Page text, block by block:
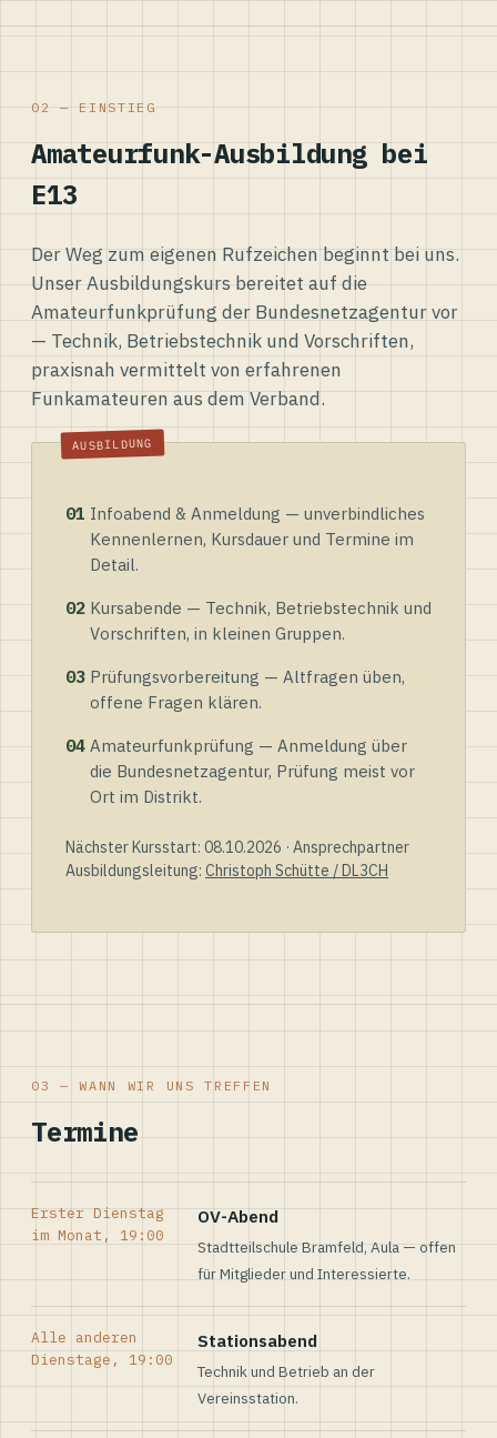
02 — EINSTIEG
Amateurfunk-Ausbildung bei
E13
Der Weg zum eigenen Rufzeichen beginnt bei uns.
Unser Ausbildungskurs bereitet auf die
Amateurfunkprüfung der Bundesnetzagentur vor
— Technik, Betriebstechnik und Vorschriften,
praxisnah vermittelt von erfahrenen
Funkamateuren aus dem Verband.
01 Infoabend & Anmeldung — unverbindliches
Kennenlernen, Kursdauer und Termine im
Detail.
02 Kursabende — Technik, Betriebstechnik und
Vorschriften, in kleinen Gruppen.
03 Prüfungsvorbereitung — Altfragen üben,
offene Fragen klären.
04 Amateurfunkprüfung — Anmeldung über
die Bundesnetzagentur, Prüfung meist vor
Ort im Distrikt.
Nächster Kursstart: 08.10.2026 · Ansprechpartner
Ausbildungsleitung: Christoph Schütte / DL3CH
03 — WANN WIR UNS TREFFEN
Termine
Erster Dienstag
im Monat, 19:00
OV-Abend
Stadtteilschule Bramfeld, Aula — offen
für Mitglieder und Interessierte.
Alle anderen
Dienstage, 19:00
Stationsabend
Technik und Betrieb an der
Vereinsstation.